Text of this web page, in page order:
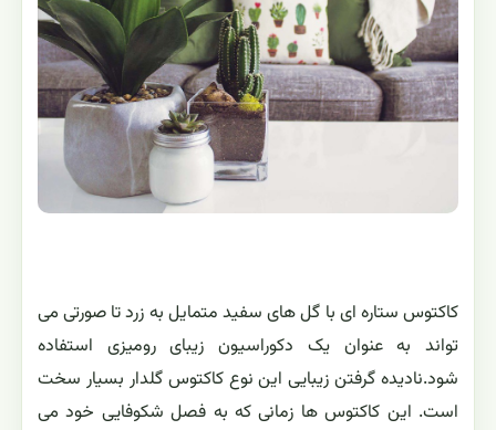
کاکتوس ستاره ای با گل های سفید متمایل به زرد تا صورتی می
تواند به عنوان یک دکوراسیون زیبای رومیزی استفاده
شود.نادیده گرفتن زیبایی این نوع کاکتوس گلدار بسیار سخت
است. این کاکتوس ها زمانی که به فصل شکوفایی خود می